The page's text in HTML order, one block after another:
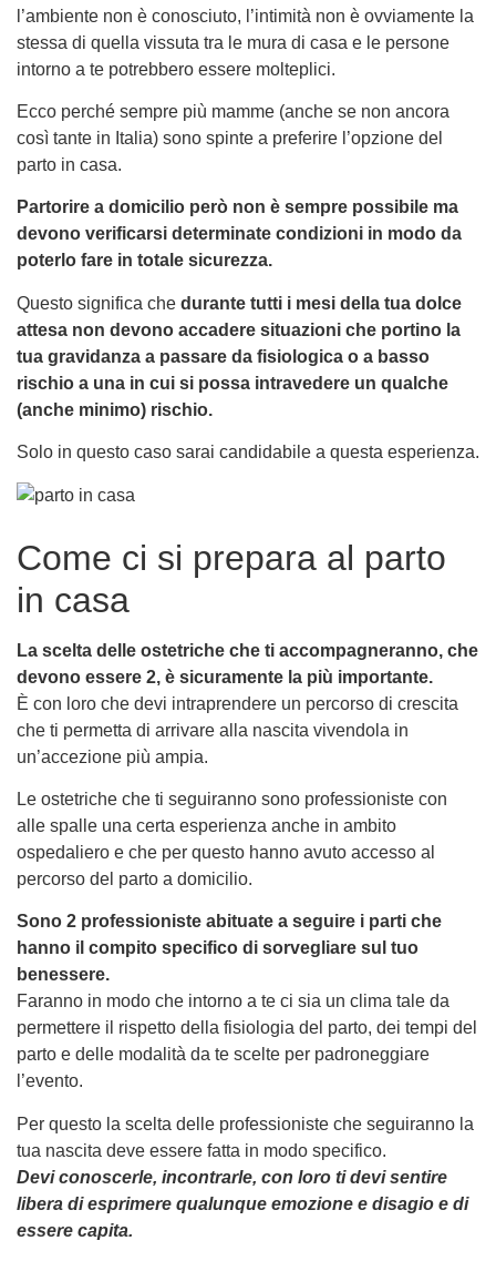
l’ambiente non è conosciuto, l’intimità non è ovviamente la
stessa di quella vissuta tra le mura di casa e le persone
intorno a te potrebbero essere molteplici.
Ecco perché sempre più mamme (anche se non ancora
così tante in Italia) sono spinte a preferire l’opzione del
parto in casa.
Partorire a domicilio però non è sempre possibile ma
devono verificarsi determinate condizioni in modo da
poterlo fare in totale sicurezza.
Questo significa che durante tutti i mesi della tua dolce
attesa non devono accadere situazioni che portino la
tua gravidanza a passare da fisiologica o a basso
rischio a una in cui si possa intravedere un qualche
(anche minimo) rischio.
Solo in questo caso sarai candidabile a questa esperienza.
Come ci si prepara al parto
in casa
La scelta delle ostetriche che ti accompagneranno, che
devono essere 2, è sicuramente la più importante.
È con loro che devi intraprendere un percorso di crescita
che ti permetta di arrivare alla nascita vivendola in
un’accezione più ampia.
Le ostetriche che ti seguiranno sono professioniste con
alle spalle una certa esperienza anche in ambito
ospedaliero e che per questo hanno avuto accesso al
percorso del parto a domicilio.
Sono 2 professioniste abituate a seguire i parti che
hanno il compito specifico di sorvegliare sul tuo
benessere.
Faranno in modo che intorno a te ci sia un clima tale da
permettere il rispetto della fisiologia del parto, dei tempi del
parto e delle modalità da te scelte per padroneggiare
l’evento.
Per questo la scelta delle professioniste che seguiranno la
tua nascita deve essere fatta in modo specifico.
Devi conoscerle, incontrarle, con loro ti devi sentire
libera di esprimere qualunque emozione e disagio e di
essere capita.